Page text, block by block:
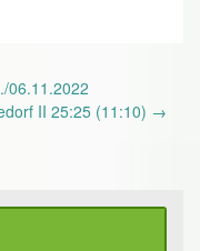
06.11.2022
II 25:25 (11:10) →